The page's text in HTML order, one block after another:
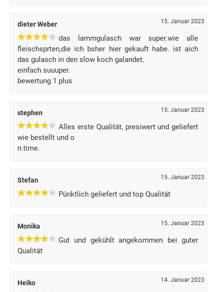
dieter Weber 15. Januar 2023
das lammgulasch war super.wie alle
fleischsprten,die ich bsher hier gekauft habe. ist aich
das gulasch in den slow koch galandet.
einfach suuuper.
bewertung 1 plus
stephen 15. Januar 2023
Alles erste Qualität, presiwert und geliefert
wie bestellt und o
n.time.
Stefan 15. Januar 2023
Pünktlich geliefert und top Qualität
Monika 15. Januar 2023
Gut und gekühlt angekommen bei guter
Qualität
Heiko 14. Januar 2023